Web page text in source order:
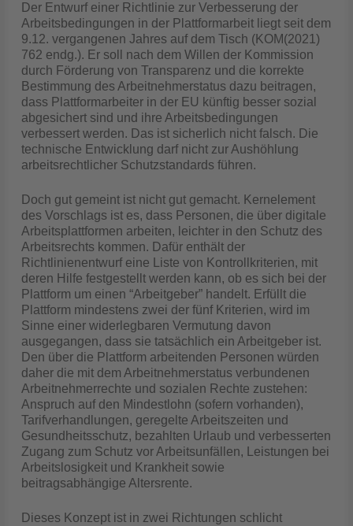
Der Entwurf einer Richtlinie zur Verbesserung der
Arbeitsbedingungen in der Plattformarbeit liegt seit dem
9.12. vergangenen Jahres auf dem Tisch (KOM(2021)
762 endg.). Er soll nach dem Willen der Kommission
durch Förderung von Transparenz und die korrekte
Bestimmung des Arbeitnehmerstatus dazu beitragen,
dass Plattformarbeiter in der EU künftig besser sozial
abgesichert sind und ihre Arbeitsbedingungen
verbessert werden. Das ist sicherlich nicht falsch. Die
technische Entwicklung darf nicht zur Aushöhlung
arbeitsrechtlicher Schutzstandards führen.
Doch gut gemeint ist nicht gut gemacht. Kernelement
des Vorschlags ist es, dass Personen, die über digitale
Arbeitsplattformen arbeiten, leichter in den Schutz des
Arbeitsrechts kommen. Dafür enthält der
Richtlinienentwurf eine Liste von Kontrollkriterien, mit
deren Hilfe festgestellt werden kann, ob es sich bei der
Plattform um einen “Arbeitgeber” handelt. Erfüllt die
Plattform mindestens zwei der fünf Kriterien, wird im
Sinne einer widerlegbaren Vermutung davon
ausgegangen, dass sie tatsächlich ein Arbeitgeber ist.
Den über die Plattform arbeitenden Personen würden
daher die mit dem Arbeitnehmerstatus verbundenen
Arbeitnehmerrechte und sozialen Rechte zustehen:
Anspruch auf den Mindestlohn (sofern vorhanden),
Tarifverhandlungen, geregelte Arbeitszeiten und
Gesundheitsschutz, bezahlten Urlaub und verbesserten
Zugang zum Schutz vor Arbeitsunfällen, Leistungen bei
Arbeitslosigkeit und Krankheit sowie
beitragsabhängige Altersrente.
Dieses Konzept ist in zwei Richtungen schlicht